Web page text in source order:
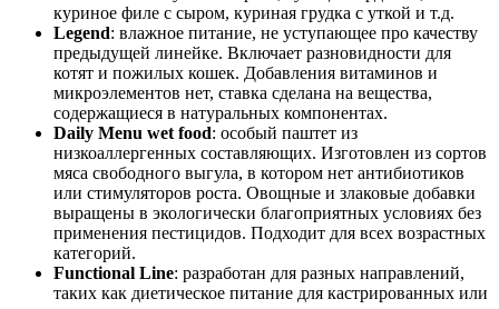
куриное филе с сыром, куриная грудка с уткой и т.д.
Legend: влажное питание, не уступающее про качеству
предыдущей линейке. Включает разновидности для
котят и пожилых кошек. Добавления витаминов и
микроэлементов нет, ставка сделана на вещества,
содержащиеся в натуральных компонентах.
Daily Menu wet food: особый паштет из
низкоаллергенных составляющих. Изготовлен из сортов
мяса свободного выгула, в котором нет антибиотиков
или стимуляторов роста. Овощные и злаковые добавки
выращены в экологически благоприятных условиях без
применения пестицидов. Подходит для всех возрастных
категорий.
Functional Line: разработан для разных направлений,
таких как диетическое питание для кастрированных или